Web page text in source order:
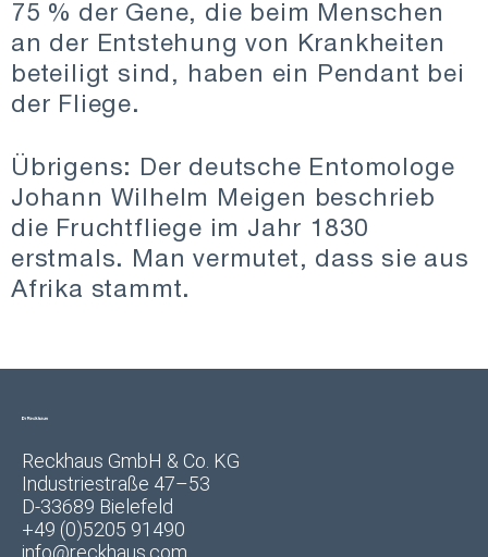
75 % der Gene, die beim Menschen
an der Entstehung von Krankheiten
beteiligt sind, haben ein Pendant bei
der Fliege.
Übrigens: Der deutsche Entomologe
Johann Wilhelm Meigen beschrieb
die Fruchtfliege im Jahr 1830
erstmals. Man vermutet, dass sie aus
Afrika stammt.
Reckhaus GmbH & Co. KG
Industriestraße 47–53
D-33689 Bielefeld
+49 (0)5205 91490
info@reckhaus.com